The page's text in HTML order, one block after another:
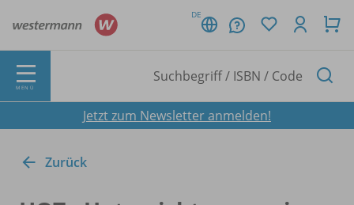
DE
MENÜ
Jetzt zum Newsletter anmelden!
Zurück